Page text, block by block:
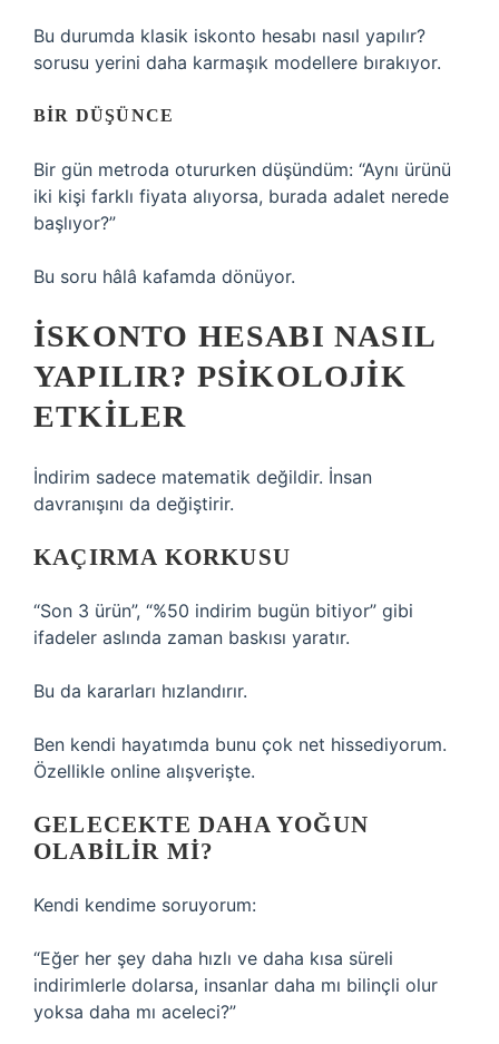
Bu durumda klasik iskonto hesabı nasıl yapılır?
sorusu yerini daha karmaşık modellere bırakıyor.
BIR DÜŞÜNCE
Bir gün metroda otururken düşündüm: “Aynı ürünü
iki kişi farklı fiyata alıyorsa, burada adalet nerede
başlıyor?”
Bu soru hâlâ kafamda dönüyor.
İSKONTO HESABI NASIL
YAPILIR? PSIKOLOJIK
ETKILER
İndirim sadece matematik değildir. İnsan
davranışını da değiştirir.
KAÇIRMA KORKUSU
“Son 3 ürün”, “%50 indirim bugün bitiyor” gibi
ifadeler aslında zaman baskısı yaratır.
Bu da kararları hızlandırır.
Ben kendi hayatımda bunu çok net hissediyorum.
Özellikle online alışverişte.
GELECEKTE DAHA YOĞUN
OLABILIR MI?
Kendi kendime soruyorum:
“Eğer her şey daha hızlı ve daha kısa süreli
indirimlerle dolarsa, insanlar daha mı bilinçli olur
yoksa daha mı aceleci?”